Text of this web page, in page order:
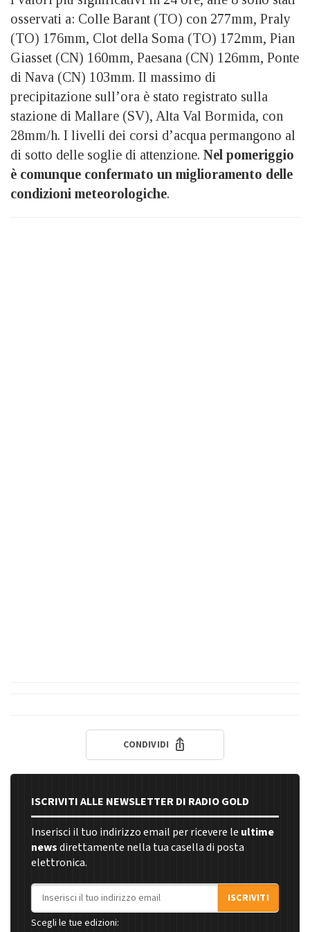
osservati a: Colle Barant (TO) con 277mm, Praly
(TO) 176mm, Clot della Soma (TO) 172mm, Pian
Giasset (CN) 160mm, Paesana (CN) 126mm, Ponte
di Nava (CN) 103mm. Il massimo di
precipitazione sull’ora è stato registrato sulla
stazione di Mallare (SV), Alta Val Bormida, con
28mm/h. I livelli dei corsi d’acqua permangono al
di sotto delle soglie di attenzione. Nel pomeriggio
è comunque confermato un miglioramento delle
condizioni meteorologiche.
CONDIVIDI
ISCRIVITI ALLE NEWSLETTER DI RADIO GOLD
Inserisci il tuo indirizzo email per ricevere le ultime
newsdirettamente nella tua casella di posta
elettronica.
Indirizzo email
ISCRIVITI
Scegli le tue edizioni: